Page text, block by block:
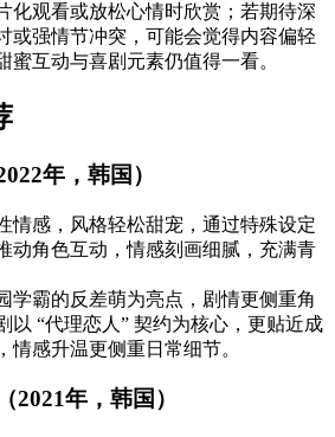
化观看或放松心情时欣赏；若期待深
或强情节冲突，可能会觉得内容偏轻
蜜互动与喜剧元素仍值得一看。
年，韩国）
情感，风格轻松甜宠，通过特殊设定
动角色互动，情感刻画细腻，充满青
学霸的反差萌为亮点，剧情更侧重角
以 “代理恋人” 契约为核心，更贴近成
情感升温更侧重日常细节。
2021年，韩国）